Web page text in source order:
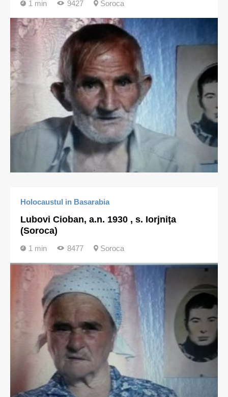
1 min 9427 Soroca
Holocaustul in Basarabia
Lubovi Cioban, a.n. 1930 , s. Iorjniţa
(Soroca)
1 min 8477 Soroca